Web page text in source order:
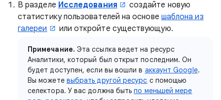
В разделе Исследования
создайте новую
статистику пользователей на основе шаблона из
галереи
или откройте существующую.
Примечание. Эта ссылка ведет на ресурс
Аналитики, который был открыт последним. Он
будет доступен, если вы вошли в аккаунт Google.
Вы можете выбрать другой ресурс с помощью
селектора. У вас должна бытьпо меньшей мере